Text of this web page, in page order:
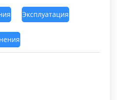
Эксплуатация